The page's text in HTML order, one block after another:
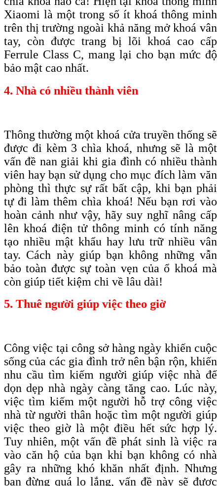
Xiaomi là một trong số ít khoá thông minh
trên thị trường ngoài khả năng mở khoá vân
tay, còn được trang bị lõi khoá cao cấp
Ferrule Class C, mang lại cho bạn mức độ
bảo mật cao nhất.
4. Nhà có nhiều thành viên
Thông thường một khoá cửa truyền thống sẽ
được đi kèm 3 chìa khoá, nhưng sẽ là một
vấn đề nan giải khi gia đình có nhiều thành
viên hay bạn sử dụng cho mục đích làm văn
phòng thì thực sự rất bất cập, khi bạn phải
tự đi làm thêm chìa khoá! Nếu bạn rơi vào
hoàn cảnh như vậy, hãy suy nghĩ nâng cấp
lên khoá điện tử thông minh có tính năng
tạo nhiều mật khẩu hay lưu trữ nhiều vân
tay. Cách này giúp bạn không những vẫn
bảo toàn được sự toàn vẹn của ổ khoá mà
còn giúp tiết kiệm chi về lâu dài!
5. Thuê người giúp việc theo giờ
Công việc tại công sở hàng ngày khiến cuộc
sống của các gia đình trở nên bận rộn, khiến
nhu cầu tìm kiếm người giúp việc nhà để
dọn dẹp nhà ngày càng tăng cao. Lúc này,
việc tìm kiếm một người hỗ trợ công việc
nhà từ người thân hoặc tìm một người giúp
việc theo giờ là một điều hết sức hợp lý.
Tuy nhiên, một vấn đề phát sinh là việc ra
vào căn hộ của bạn khi bạn không có nhà
gây ra những khó khăn nhất định. Nhưng
bạn đừng quá lo lắng, vấn đề này sẽ được